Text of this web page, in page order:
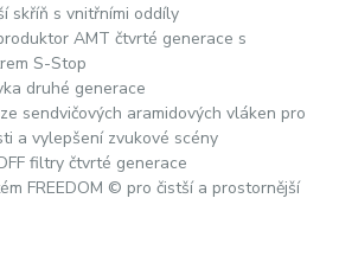
skříň s vnitřními oddíly
AMT čtvrté generace s
S-Stop
druhé generace
sendvičových aramidových vláken pro
a vylepšení zvukové scény
filtry čtvrté generace
FREEDOM © pro čistší a prostornější